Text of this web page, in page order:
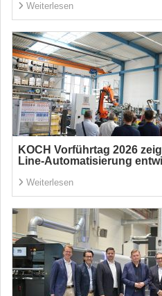
Weiterlesen
KOCH Vorführtag 2026
Line-Automatisierung
Weiterlesen